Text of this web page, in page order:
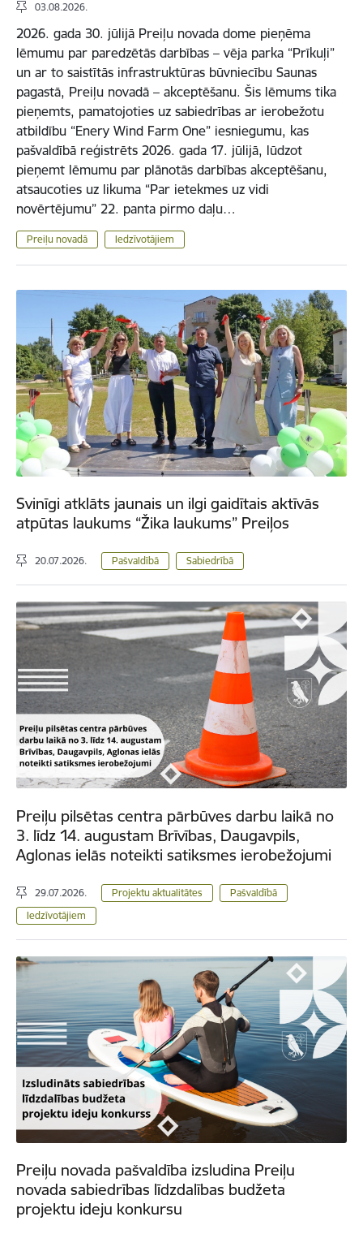
03.08.2026.
2026. gada 30. jūlijā Preiļu novada dome pieņēma
lēmumu par paredzētās darbības – vēja parka “Prīkuļi”
un ar to saistītās infrastruktūras būvniecību Saunas
pagastā, Preiļu novadā – akceptēšanu. Šis lēmums tika
pieņemts, pamatojoties uz sabiedrības ar ierobežotu
atbildību “Enery Wind Farm One” iesniegumu, kas
pašvaldībā reģistrēts 2026. gada 17. jūlijā, lūdzot
pieņemt lēmumu par plānotās darbības akceptēšanu,
atsaucoties uz likuma “Par ietekmes uz vidi
novērtējumu” 22. panta pirmo daļu…
Preiļu novadā Iedzīvotājiem
Svinīgi atklāts jaunais un ilgi gaidītais aktīvās
atpūtas laukums “Žika laukums” Preiļos
20.07.2026. Pašvaldībā Sabiedrībā
Preiļu pilsētas centra pārbūves darbu laikā no
3. līdz 14. augustam Brīvības, Daugavpils,
Aglonas ielās noteikti satiksmes ierobežojumi
29.07.2026. Projektu aktualitātes
Pašvaldībā
Iedzīvotājiem
Preiļu novada pašvaldība izsludina Preiļu
novada sabiedrības līdzdalības budžeta
projektu ideju konkursu